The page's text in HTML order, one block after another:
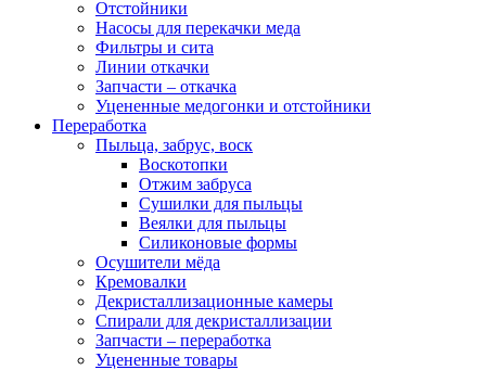
Отстойники
Насосы для перекачки меда
Фильтры и сита
Линии откачки
Запчасти – откачка
Уцененные медогонки и отстойники
Переработка
Пыльца, забрус, воск
Воскотопки
Отжим забруса
Сушилки для пыльцы
Веялки для пыльцы
Силиконовые формы
Осушители мёда
Кремовалки
Декристаллизационные камеры
Спирали для декристаллизации
Запчасти – переработка
Уцененные товары